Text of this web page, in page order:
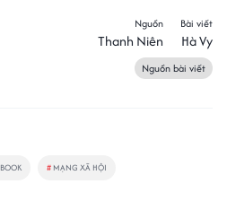
Nguồn
Thanh Niên
Bài viết
Hà Vy
Nguồn bài viết
# MẠNG XÃ HỘI